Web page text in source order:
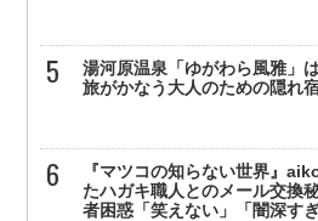
湯河原温泉「ゆがわら風雅」
旅がかなう大人のための隠れ
『マツコの知らない世界』
たハガキ職人とのメール交換
者困惑「笑えない」「闇深すぎ